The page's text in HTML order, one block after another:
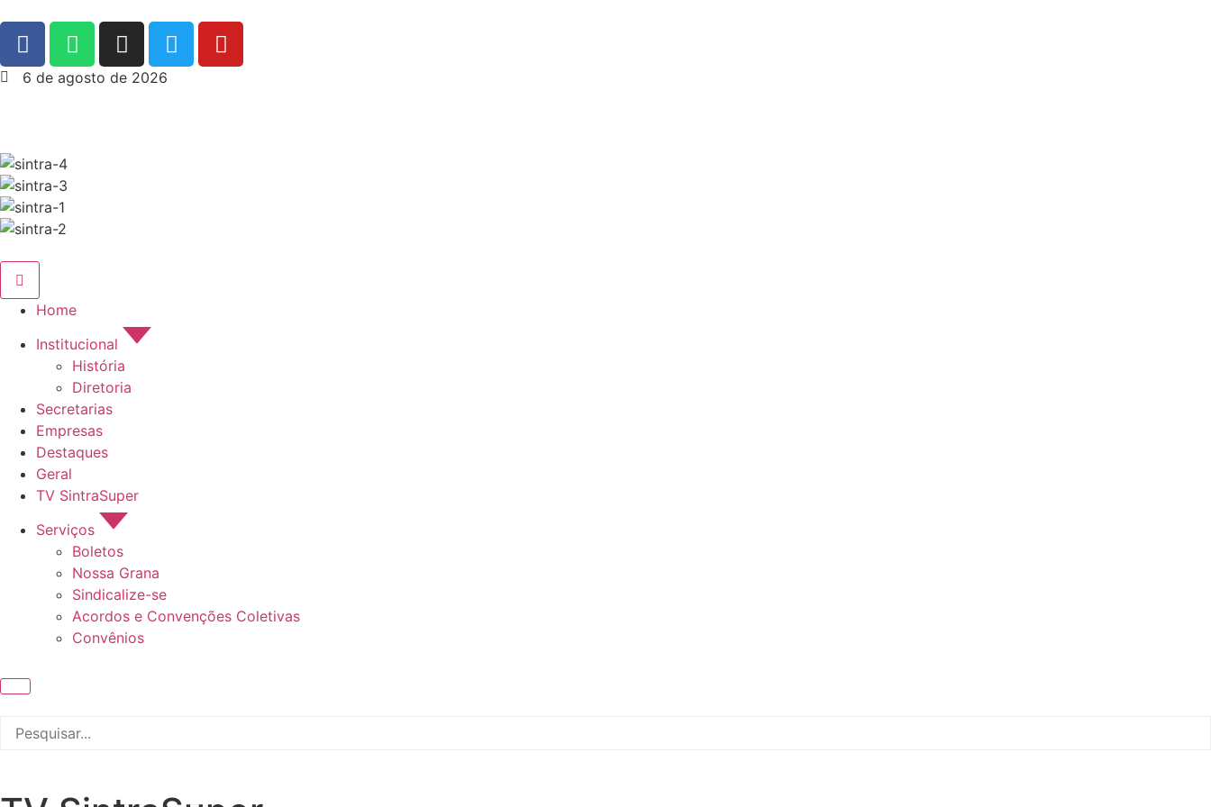
6 de agosto de 2026
Home
Institucional
História
Diretoria
Secretarias
Empresas
Destaques
Geral
TV SintraSuper
Serviços
Boletos
Nossa Grana
Sindicalize-se
Acordos e Convenções Coletivas
Convênios